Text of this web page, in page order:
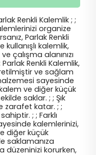
Renkli Kalemlik ; ;
organize
Parlak Renkli
kullanışlı kalemlik,
çalışma alanınızı
Renkli Kalemlik,
ve sağlam
sayesinde
ve diğer küçük
saklar. ; ; Şık
zarafet katar. ; ;
; ; Farklı
kalemlerinizi,
diğer küçük
saklamanıza
düzeninizi korurken,